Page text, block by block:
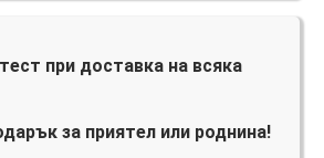
при доставка на всяка
за приятел или роднина!